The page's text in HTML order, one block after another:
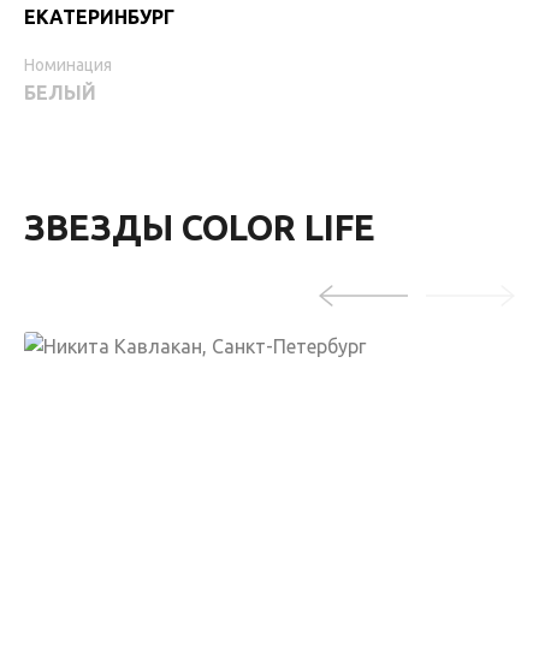
ЕКАТЕРИНБУРГ
Номинация
БЕЛЫЙ
ЗВЕЗДЫ COLOR LIFE